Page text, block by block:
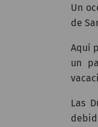
Un
de
Aquí
un
Las